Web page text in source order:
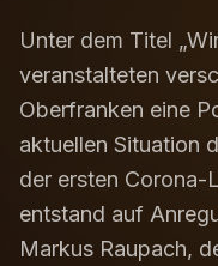
Unter dem Titel
veranstalteten
Oberfranken eine
aktuellen Situation
der ersten Corona-
entstand auf
Markus Raupach,